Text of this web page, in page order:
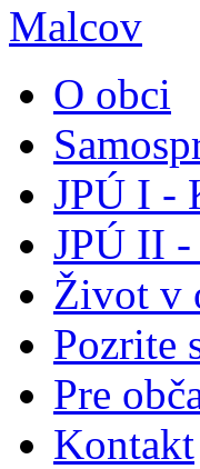
O obci
JPÚ I -
JPÚ II -
Život v
Pozrite
Pre
Kontakt